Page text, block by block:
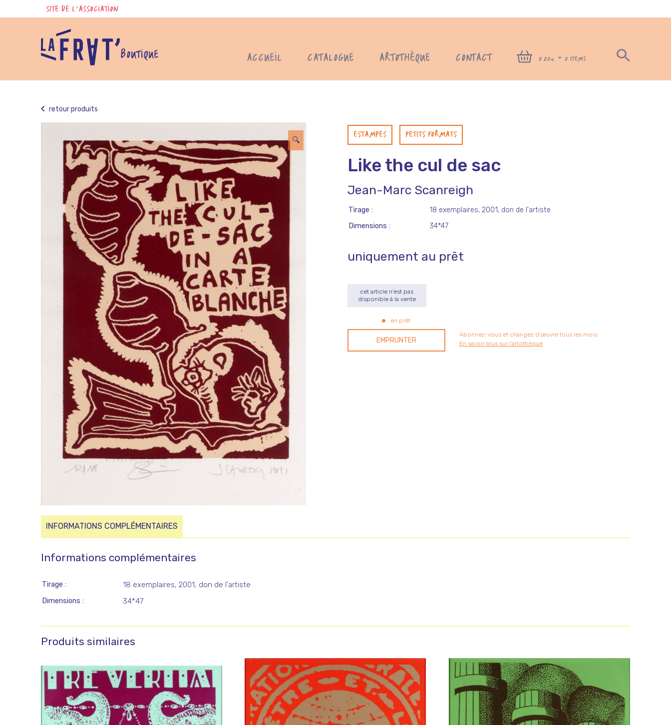
to
SITE DE L'ASSOCIATION
BOUTIQUE ACCUEIL CATALOGUE ARTOTHÈQUE CONTACT 0,00€ - 0 ITEMS
retour produits
🔍 ESTAMPES PETITS FORMATS
Like the cul de sac
Jean-Marc Scanreigh
Tirage
18 exemplaires, 2001, don de l'artiste
Dimensions
34*47
uniquement au prêt
cet article n’est pas
disponible à la vente
en prêt
EMPRUNTER
Abonnez-vous et changez d’œuvre tous les mois
En savoir plus sur l'artothèque
INFORMATIONS COMPLÉMENTAIRES
Informations complémentaires
Tirage 18 exemplaires, 2001, don de l'artiste
Dimensions 34*47
Produits similaires